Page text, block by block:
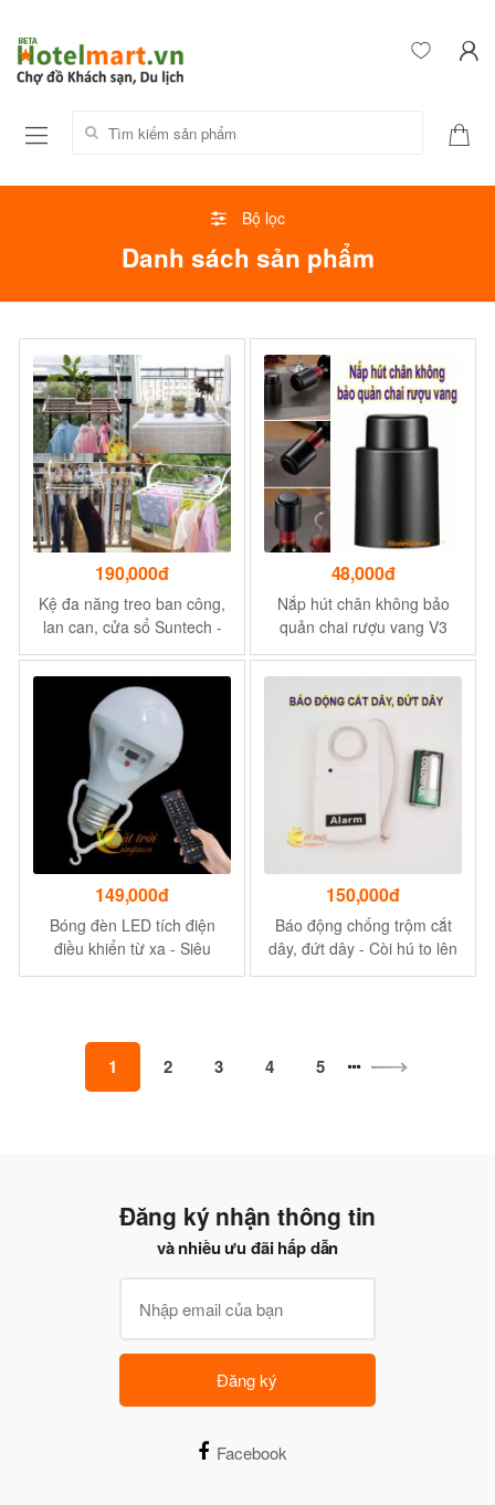
Tìm kiếm sản phẩm:
Bộ lọc
Danh sách sản phẩm
190,000đ
Kệ đa năng treo ban công,
lan can, cửa sổ Suntech -
Loại 40-70cm
48,000đ
Nắp hút chân không bảo
quản chai rượu vang V3
149,000đ
Bóng đèn LED tích điện
điều khiển từ xa - Siêu
sáng, tuổi thọ cao
150,000đ
Báo động chống trộm cắt
dây, đứt dây - Còi hú to lên
tới 120db
1 2 3 4 5
Đăng ký nhận thông tin
và nhiều ưu đãi hấp dẫn
Đăng ký
Facebook